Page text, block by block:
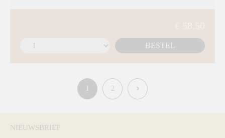
BESTEL
2
NIEUWSBRIEF